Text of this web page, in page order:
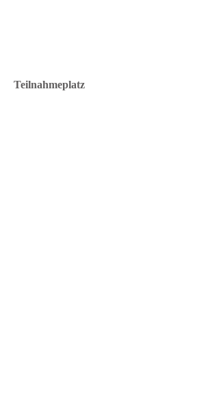
Teilnahmeplatz